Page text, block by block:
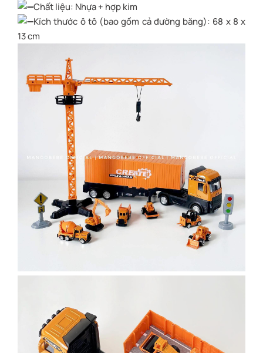
Chất liệu: Nhựa + hợp kim
Kích thước ô tô (bao gồm cả đường băng): 68 x 8 x
13 cm